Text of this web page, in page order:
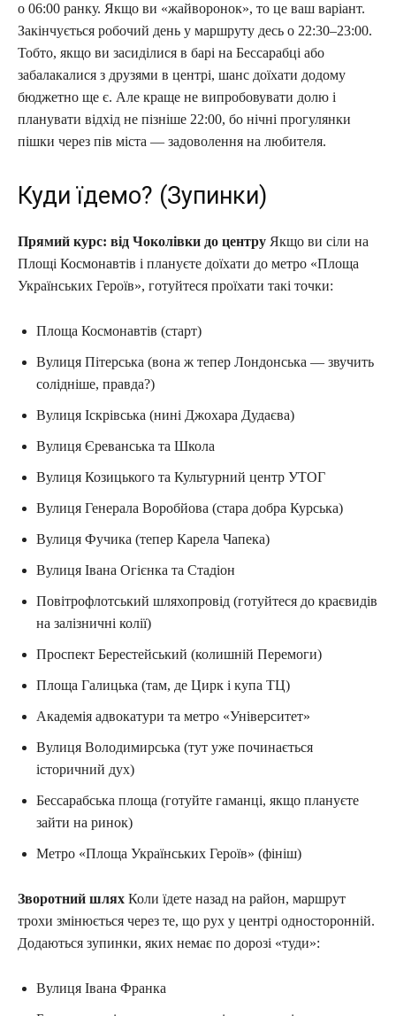
о 06:00 ранку. Якщо ви «жайворонок», то це ваш варіант.
Закінчується робочий день у маршруту десь о 22:30–23:00.
Тобто, якщо ви засиділися в барі на Бессарабці або
забалакалися з друзями в центрі, шанс доїхати додому
бюджетно ще є. Але краще не випробовувати долю і
планувати відхід не пізніше 22:00, бо нічні прогулянки
пішки через пів міста — задоволення на любителя.
Куди їдемо? (Зупинки)
Прямий курс: від Чоколівки до центру Якщо ви сіли на
Площі Космонавтів і плануєте доїхати до метро «Площа
Українських Героїв», готуйтеся проїхати такі точки:
Площа Космонавтів (старт)
Вулиця Пітерська (вона ж тепер Лондонська — звучить
солідніше, правда?)
Вулиця Іскрівська (нині Джохара Дудаєва)
Вулиця Єреванська та Школа
Вулиця Козицького та Культурний центр УТОГ
Вулиця Генерала Воробйова (стара добра Курська)
Вулиця Фучика (тепер Карела Чапека)
Вулиця Івана Огієнка та Стадіон
Повітрофлотський шляхопровід (готуйтеся до краєвидів
на залізничні колії)
Проспект Берестейський (колишній Перемоги)
Площа Галицька (там, де Цирк і купа ТЦ)
Академія адвокатури та метро «Університет»
Вулиця Володимирська (тут уже починається
історичний дух)
Бессарабська площа (готуйте гаманці, якщо плануєте
зайти на ринок)
Метро «Площа Українських Героїв» (фініш)
Зворотний шлях Коли їдете назад на район, маршрут
трохи змінюється через те, що рух у центрі односторонній.
Додаються зупинки, яких немає по дорозі «туди»:
Вулиця Івана Франка